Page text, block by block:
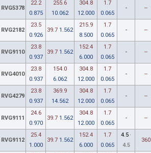
RVG5378
22.2
0.875
255.6
10.062
304.8
12.000
1.7
0.065
- --
RVG2182
23.5
0.926
39.7 1.562
215.9
8.500
1.7
0.065
- --
RVG9110
23.8
0.937
39.7 1.562
152.4
6.000
1.7
0.065
- --
RVG4010
23.8
0.937
154.0
6.062
304.8
12.000
1.7
0.065
- --
RVG4279
23.8
0.937
369.9
14.562
304.8
12.000
1.7
0.065
- --
RVG9111
24.6
0.970
39.7 1.562
304.8
12.000
1.7
0.065
- --
RVG9112
25.4
1.000
39.7 1.562
152.4
6.000
1.7
0.065
4.5 ·
4.5
360